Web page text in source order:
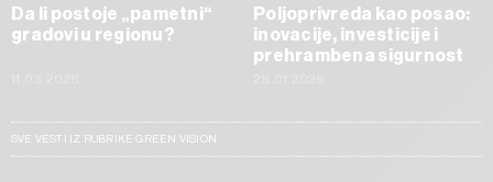
Da li postoje „pametni“
gradovi u regionu?
Poljoprivreda kao posao:
inovacije, investicije i
prehrambena sigurnost
SVE VESTI IZ RUBRIKE GREEN VISION